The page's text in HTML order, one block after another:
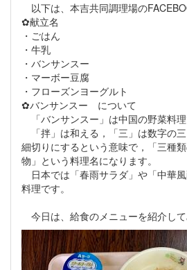
以下は、本吉共同調理場の
✿献立名
・ごはん
・牛乳
・バンサンスー
・マーボー豆腐
・フローズンヨーグルト
✿バンサンスー について
「バンサンスー」は中国の野菜料理
「拌」は和える，「三」は数字の
細切りにするという意味で，「三種
物」という料理名になります。
日本では「春雨サラダ」や「中華
料理です。
今日は、給食のメニューを紹介して